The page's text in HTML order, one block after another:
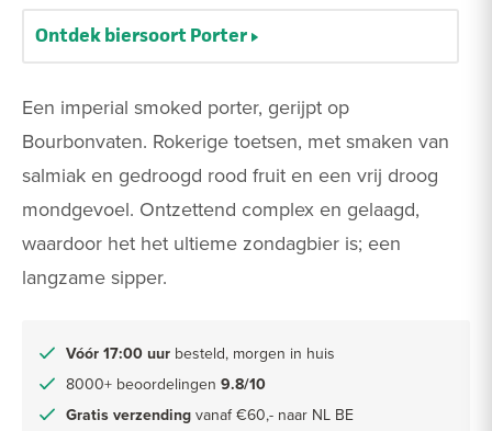
Een imperial smoked porter, gerijpt op
Bourbonvaten. Rokerige toetsen, met smaken van
salmiak en gedroogd rood fruit en een vrij droog
mondgevoel. Ontzettend complex en gelaagd,
waardoor het het ultieme zondagbier is; een
langzame sipper.
Vóór 17:00 uur besteld, morgen in huis
8000+ beoordelingen 9.8/10
Gratis verzending vanaf €60,- naar NL BE
Ontdek biersoort Porter